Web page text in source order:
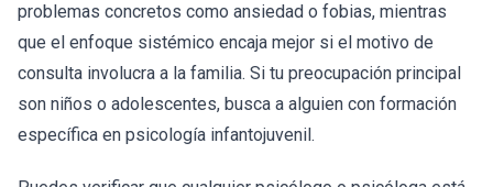
problemas concretos como ansiedad o fobias, mientras
que el enfoque sistémico encaja mejor si el motivo de
consulta involucra a la familia. Si tu preocupación principal
son niños o adolescentes, busca a alguien con formación
específica en psicología infantojuvenil.